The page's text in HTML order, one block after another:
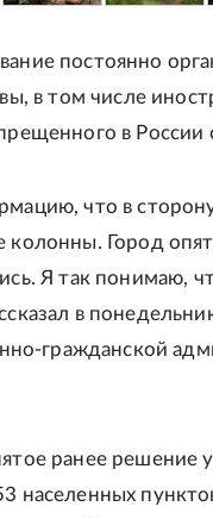
постоянно
в том числе
в
что в сторону
колонны. Город
Я так понимаю,
в
гражданской
ранее решение
населенных